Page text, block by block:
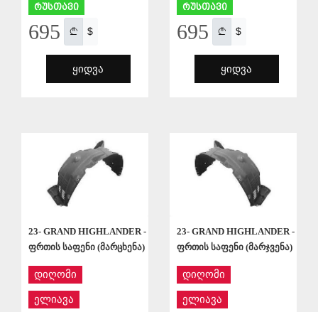
რუსთავი
695 $
ᲧᲘᲓᲕᲐ
რუსთავი
695 $
ᲧᲘᲓᲕᲐ
23- GRAND HIGHLANDER -
ფრთის საფენი (მარცხენა)
დიღომი
ელიავა
23- GRAND HIGHLANDER -
ფრთის საფენი (მარჯვენა)
დიღომი
ელიავა